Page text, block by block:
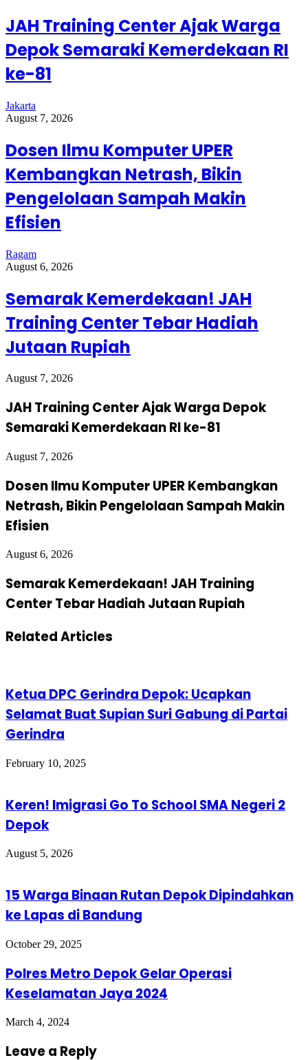
JAH Training Center Ajak Warga
Depok Semaraki Kemerdekaan RI
ke-81
Jakarta
August 7, 2026
Dosen Ilmu Komputer UPER
Kembangkan Netrash, Bikin
Pengelolaan Sampah Makin
Efisien
Ragam
August 6, 2026
Semarak Kemerdekaan! JAH
Training Center Tebar Hadiah
Jutaan Rupiah
August 7, 2026
JAH Training Center Ajak Warga Depok
Semaraki Kemerdekaan RI ke-81
August 7, 2026
Dosen Ilmu Komputer UPER Kembangkan
Netrash, Bikin Pengelolaan Sampah Makin
Efisien
August 6, 2026
Semarak Kemerdekaan! JAH Training
Center Tebar Hadiah Jutaan Rupiah
Related Articles
Ketua DPC Gerindra Depok: Ucapkan
Selamat Buat Supian Suri Gabung di Partai
Gerindra
February 10, 2025
Keren! Imigrasi Go To School SMA Negeri 2
Depok
August 5, 2026
15 Warga Binaan Rutan Depok Dipindahkan
ke Lapas di Bandung
October 29, 2025
Polres Metro Depok Gelar Operasi
Keselamatan Jaya 2024
March 4, 2024
Leave a Reply